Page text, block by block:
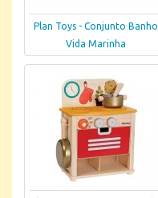
Plan Toys - Conjunto Banho
Vida Marinha